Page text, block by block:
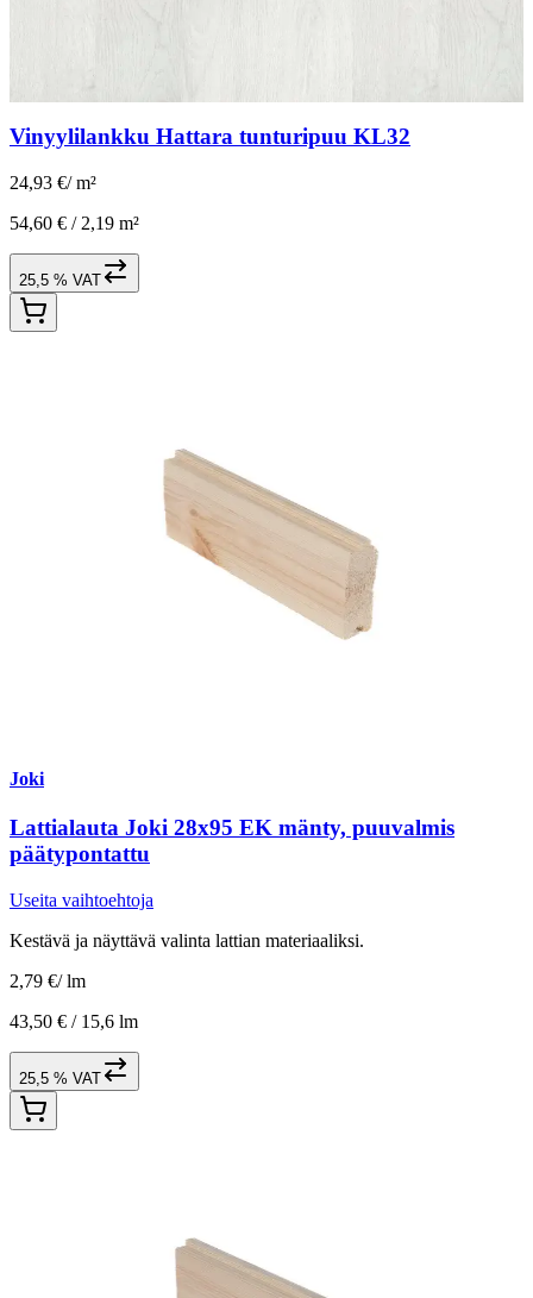
Vinyylilankku Hattara tunturipuu KL32
24,93 €/ m²
54,60 € / 2,19 m²
25,5 % VAT
Joki
Lattialauta Joki 28x95 EK mänty, puuvalmis
päätypontattu
Useita vaihtoehtoja
Kestävä ja näyttävä valinta lattian materiaaliksi.
2,79 €/ lm
43,50 € / 15,6 lm
25,5 % VAT